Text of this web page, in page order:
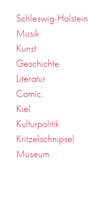
Schleswig-Holstein
Musik
Kunst
Geschichte
Literatur
Comic
Kiel
Kulturpolitik
Kritzelschnipsel
Museum